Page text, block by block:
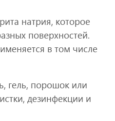
натрия, которое
поверхностей.
в том числе
гель, порошок или
дезинфекции и